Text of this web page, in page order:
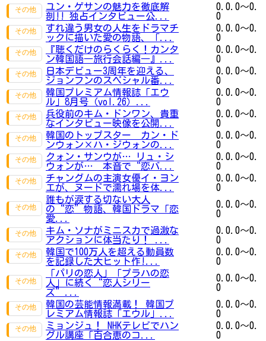
ユン・ゲサンの魅力を徹底解
剖!! 独占インタビュー公...
0.0.0～0.
0
すれ違う男女の人生をドラマチ
ックに描いた愛の物語、「...
0.0.0～0.
0
『聴くだけのらくらく！カンタ
ン韓国語―旅行会話編―』...
0.0.0～0.
0
日本デビュー3周年を迎える、
ジョンフンのスペシャル番...
0.0.0～0.
0
韓国プレミアム情報誌「エウ
ル」8月号（vol.26）...
0.0.0～0.
0
兵役前のキム・ドンワン、貴重
なインタビュー映像を公開...
0.0.0～0.
0
韓国のトップスター カン・ド
ンウォン×ハ・ジウォンの...
0.0.0～0.
0
クォン・サンウが… リュ・シ
ウォンが… 本音で“恋バ...
0.0.0～0.
0
チャングムの主演女優イ・ヨン
エが、ヌードで濡れ場を体...
0.0.0～0.
0
誰もが涙する切ない大人
の“恋”物語、韓国ドラマ「恋
愛...
0.0.0～0.
0
キム・ソナがミニスカで過激な
アクションに体当たり！ ...
0.0.0～0.
0
韓国で100万人を超える動員数
を記録した大ヒット作!...
0.0.0～0.
0
「パリの恋人」「プラハの恋
人」に続く“恋人シリー
ズ”...
0.0.0～0.
0
韓国の芸能情報満載！ 韓国プ
レミアム情報誌「エウル」...
0.0.0～0.
0
ミョンジュ！ NHKテレビでハン
グル講座「百合恵のコ...
0.0.0～0.
0